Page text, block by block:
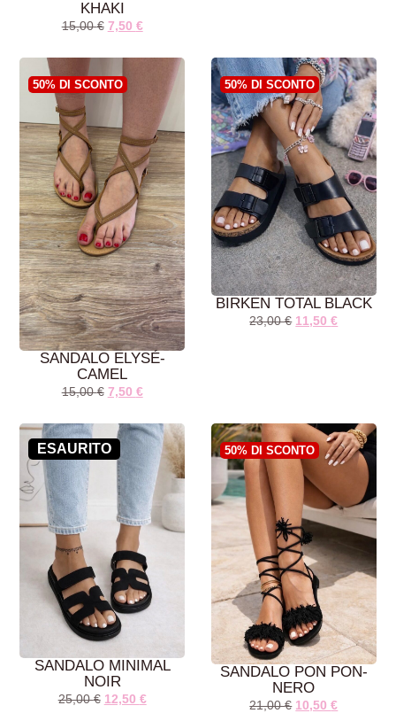
KHAKI
15,00€ 7,50 €
AGGIUNGI AL
CARRELLO
AGGIUNGI AL
CARRELLO
50% DI SCONTO
SANDALO ELYSÉ-
CAMEL
15,00€ 7,50 €
AGGIUNGI AL
CARRELLO
50% DI SCONTO
BIRKEN TOTAL BLACK
23,00€ 11,50€
AGGIUNGI AL
CARRELLO
ESAURITO
SANDALO MINIMAL
NOIR
25,00€ 12,50 €
50% DI SCONTO
SANDALO PON PON-
NERO
21,00€ 10,50€